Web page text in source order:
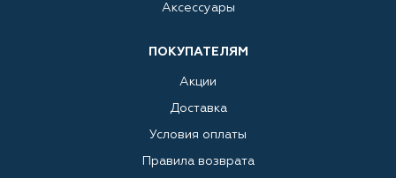
Аксессуары
ПОКУПАТЕЛЯМ
Акции
Доставка
Условия оплаты
Правила возврата